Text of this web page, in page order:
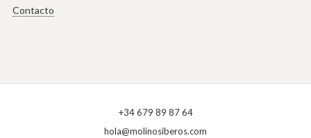
Contacto
+34 679 89 87 64
hola@molinosiberos.com